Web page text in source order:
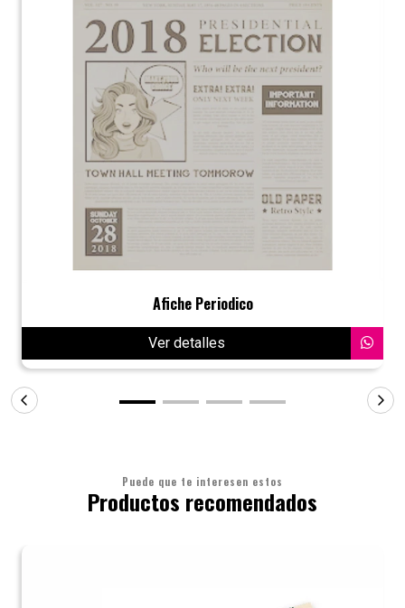
Afiche Periodico
Ver detalles
Puede que te interesen estos
Productos recomendados